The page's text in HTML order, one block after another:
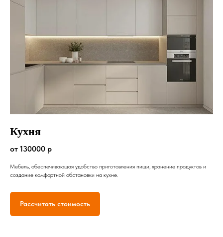
Кухня
от 130000 р
Мебель, обеспечивающая удобство приготовления пищи, хранение продуктов и
создание комфортной обстановки на кухне.
Рассчитать стоимость